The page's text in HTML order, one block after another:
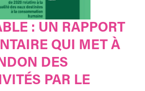
: UN RAPPORT
QUI MET À
DES
PAR LE